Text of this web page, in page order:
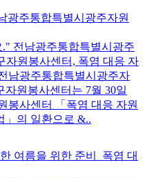
광주통합특별시광주자원
전남광주통합특별시광주
자원봉사센터, 폭염 대응 자
남광주통합특별시광주자
자원봉사센터는 7월 30일
봉사센터 「폭염 대응 자원
」의 일환으로 &..
여름을 위한 준비_폭염 대